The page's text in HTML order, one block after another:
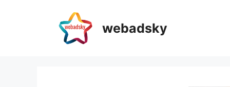
webadsky